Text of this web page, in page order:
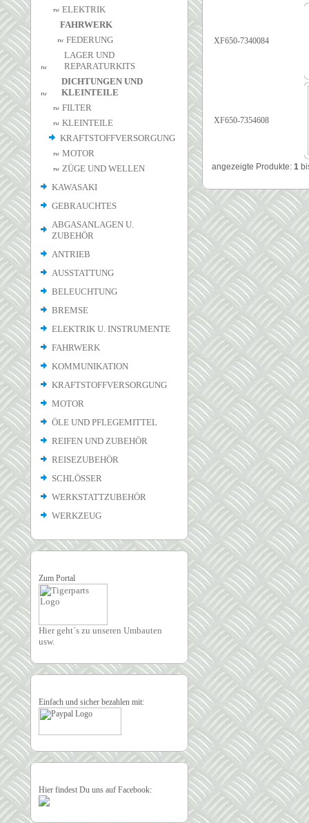
ELEKTRIK
FAHRWERK
FEDERUNG
LAGER UND
REPARATURKITS
DICHTUNGEN UND
KLEINTEILE
FILTER
KLEINTEILE
KRAFTSTOFFVERSORGUNG
MOTOR
ZÜGE UND WELLEN
KAWASAKI
GEBRAUCHTES
ABGASANLAGEN U.
ZUBEHÖR
ANTRIEB
AUSSTATTUNG
BELEUCHTUNG
BREMSE
ELEKTRIK U. INSTRUMENTE
FAHRWERK
KOMMUNIKATION
KRAFTSTOFFVERSORGUNG
MOTOR
ÖLE UND PFLEGEMITTEL
REIFEN UND ZUBEHÖR
REISEZUBEHÖR
SCHLÖSSER
WERKSTATTZUBEHÖR
WERKZEUG
Zum Portal
Hier geht´s zu unseren Umbauten
usw.
Einfach und sicher bezahlen mit:
Hier findest Du uns auf Facebook:
XF650-7340084
XF650-7354608
angezeigte Produkte: 1